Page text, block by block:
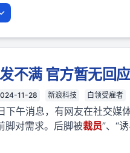
不满 官方暂无回应
11-28 新浪科技 白领受雇者
下午消息，有网友在社交媒
脚对需求。后脚被裁员”、“